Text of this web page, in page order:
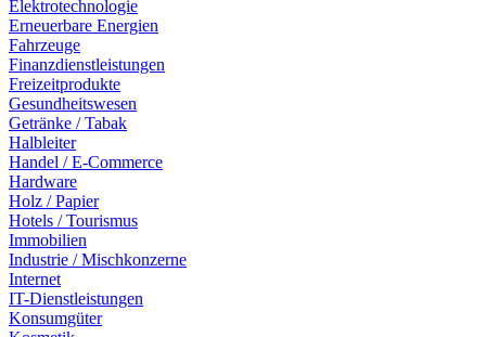
Elektrotechnologie
Erneuerbare Energien
Fahrzeuge
Finanzdienstleistungen
Freizeitprodukte
Gesundheitswesen
Getränke / Tabak
Halbleiter
Handel / E-Commerce
Hardware
Holz / Papier
Hotels / Tourismus
Immobilien
Industrie / Mischkonzerne
Internet
IT-Dienstleistungen
Konsumgüter